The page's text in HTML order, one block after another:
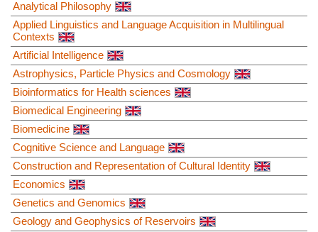
Analytical Philosophy
Applied Linguistics and Language Acquisition in Multilingual
Contexts
Artificial Intelligence
Astrophysics, Particle Physics and Cosmology
Bioinformatics for Health sciences
Biomedical Engineering
Biomedicine
Cognitive Science and Language
Construction and Representation of Cultural Identity
Economics
Genetics and Genomics
Geology and Geophysics of Reservoirs